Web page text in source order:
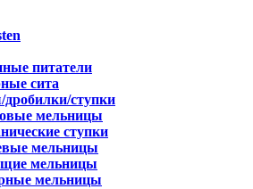
питатели
сита
ступки
мельницы
ступки
мельницы
мельницы
мельницы